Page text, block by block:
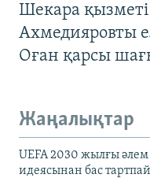
Шекара
Ахмедияровты
Оған қарсы
Жаңалықтар
UEFA 2030 жылғы
идеясынан бас